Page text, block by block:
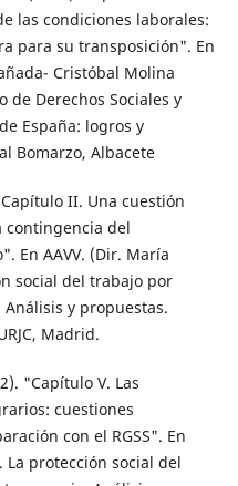
las condiciones laborales:
para su transposición". En
Cristóbal Molina
de Derechos Sociales y
España: logros y
Bomarzo, Albacete
II. Una cuestión
contingencia del
En AAVV. (Dir. María
social del trabajo por
y propuestas.
Madrid.
"Capítulo V. Las
cuestiones
con el RGSS". En
La protección social del